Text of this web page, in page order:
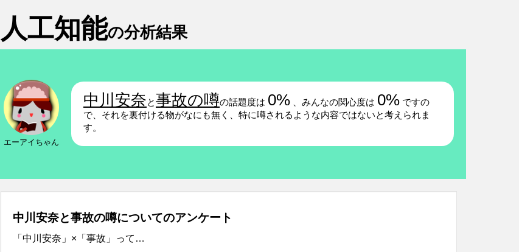
人工知能の分析結果
エーアイちゃん
中川安奈と事故の噂の話題度は 0% 、みんなの関心度は 0% ですの
で、それを裏付ける物がなにも無く、特に噂されるような内容ではないと考えられま
す。
中川安奈と事故の噂についてのアンケート
「中川安奈」×「事故」って…